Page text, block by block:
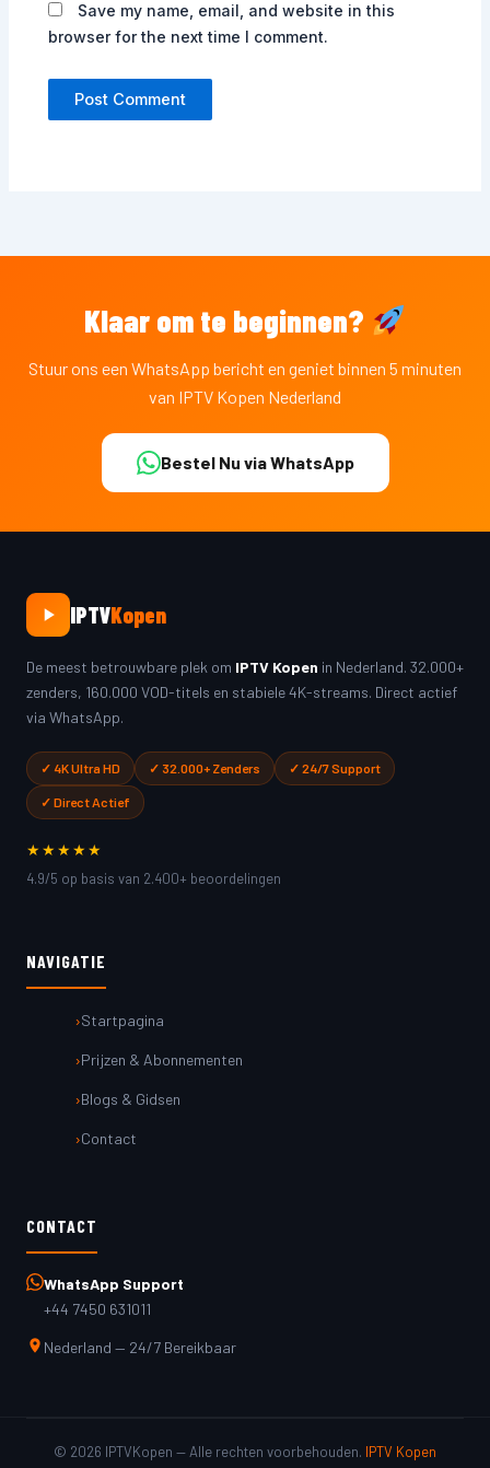
Save my name, email, and website in this
browser for the next time I comment.
Klaar om te beginnen?
Stuur ons een WhatsApp bericht en geniet binnen 5 minuten
van IPTV Kopen Nederland
Bestel Nu via WhatsApp
IPTVKopen
De meest betrouwbare plek om IPTV Kopen in Nederland. 32.000+
zenders, 160.000 VOD-titels en stabiele 4K-streams. Direct actief
via WhatsApp.
✓ 4K Ultra HD ✓ 32.000+ Zenders ✓ 24/7 Support
✓ Direct Actief
★★★★★
4.9/5 op basis van 2.400+ beoordelingen
NAVIGATIE
Startpagina
Prijzen & Abonnementen
Blogs & Gidsen
Contact
CONTACT
WhatsApp Support
+44 7450 631011
Nederland — 24/7 Bereikbaar
© 2026 IPTVKopen — Alle rechten voorbehouden. IPTV Kopen